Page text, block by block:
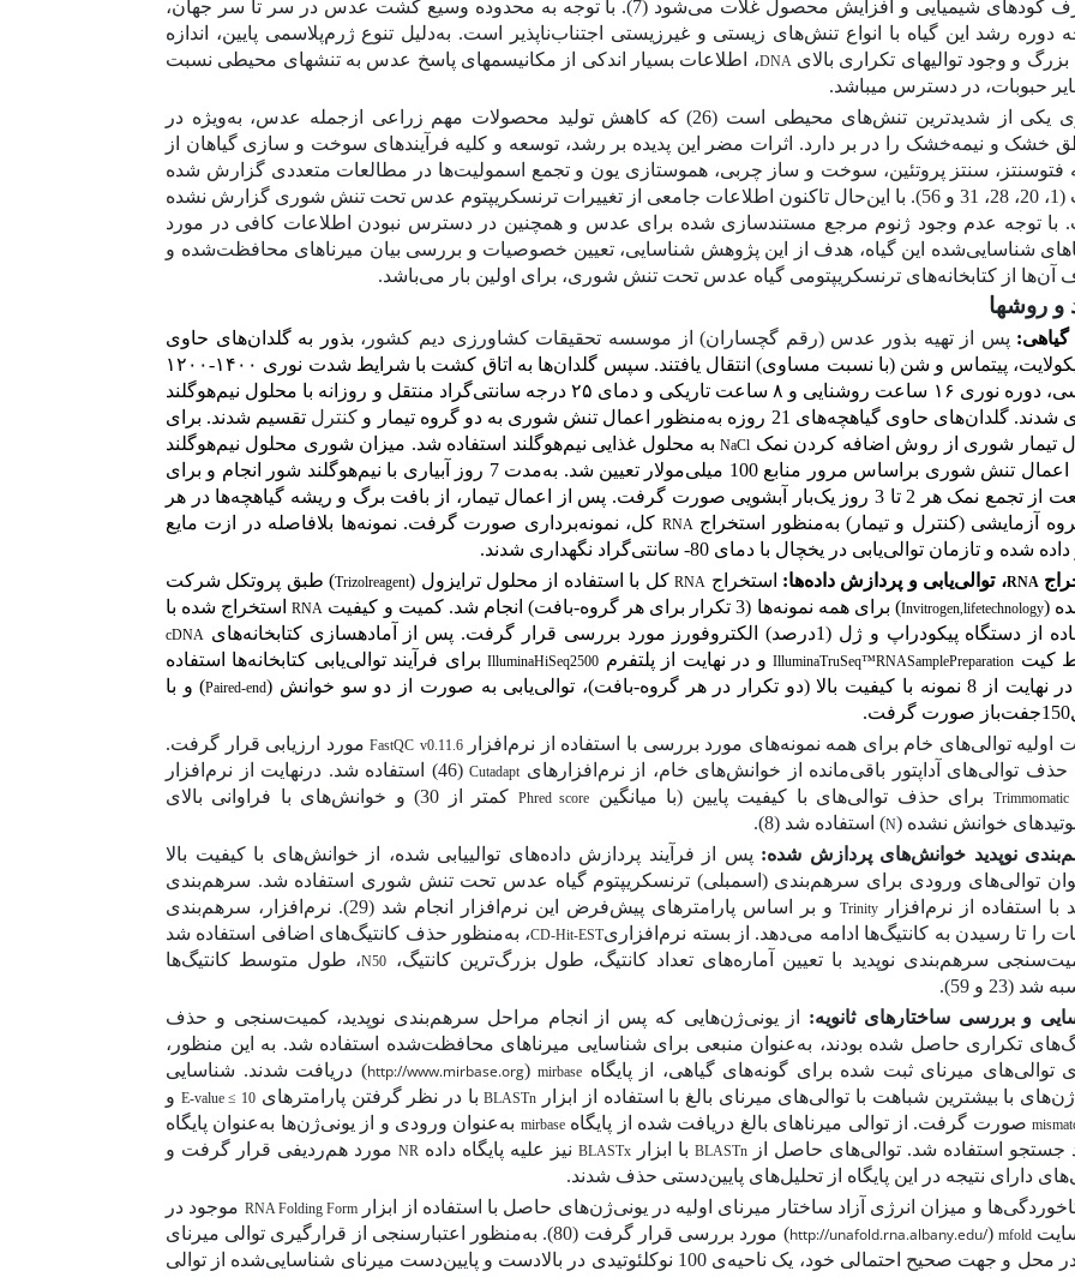
کودهای شیمیایی و افزایش محصول غلات می‌شود (7)
. با توجه به محدوده وسیع کشت عدس در سر تا سر جهان،
دوره رشد این گیاه با انواع تنش‌های زیستی و غیرزیستی اجتناب‌ناپذیر است. به‌دلیل تنوع ژرم‌پلاسمی پایین، اندازه
بزرگ و وجود توالی­های تکراری بالای DNA، اطلاعات بسیار اندکی از مکانیسم­های پاسخ عدس به تنش­های محیطی نسبت
حبوبات، در دسترس می­باشد.
یکی از شدیدترین تنش‌های محیطی است (26)
که کاهش تولید محصولات مهم زراعی ازجمله عدس، به‌ویژه در
خشک و نیمه‌خشک را در بر دارد. اثرات مضر این پدیده بر رشد، توسعه و کلیه فرآیندهای سوخت و سازی گیاهان از
فتوسنتز، سنتز پروتئین، سوخت و ساز چربی، هموستازی یون و تجمع اسمولیت‌ها در مطالعات متعددی گزارش شده
و 56)
. با این‌حال تاکنون اطلاعات جامعی از تغییرات ترنسکریپتوم عدس تحت تنش شوری گزارش نشده
با توجه عدم وجود ژنوم مرجع مستندسازی شده برای عدس و همچنین در دسترس نبودن اطلاعات کافی در مورد
شناسایی‌شده این گیاه، هدف از این پژوهش شناسایی، تعیین خصوصیات و بررسی بیان میرناهای محافظت‌شده و
آن‌ها از کتابخانه‌های ترنسکریپتومی گیاه عدس تحت تنش شوری، برای اولین بار می‌باشد.
و روشها
گیاهی: پس از تهیه بذور عدس (رقم گچساران) از موسسه تحقیقات کشاورزی دیم کشور، بذور بهگلدان‌های حاوی
پیت­ماس و شن (با نسبت مساوی) انتقال یافتند. سپس گلدان‌ها به اتاق کشت با شرایط شدت نوری
-۱۲۰۰
دوره نوری ۱۶ ساعت روشنایی و ۸ ساعت تاریکی و دمای ۲۵ درجه سانتی‌گراد منتقل و روزانه با محلول نیم‌هوگلند
گلدان‌های حاوی گیاهچه‌های 21 روزه به‌منظور اعمال تنش شوری به دو گروه تیمار و
کنترل تقسیم شدند. برای
تیمار شوری از روش اضافه کردن نمک NaCl به محلول غذایی نیم‌هوگلند استفاده شد. میزان شوری محلول نیم‌هوگلند
برای اعمال تنش شوری براساس مرور منابع 100 میلی‌مولار تعیین شد. به‌مدت 7 روز آبیاری با نیم‌هوگلند شور انجام و برای
ممانعت از تجمع نمک هر 2 تا 3 روز یک‌بار آبشویی صورت گرفت. پس از اعمال تیمار، از بافت برگ و ریشه گیا‌هچه‌ها در هر
آزمایشی (کنترل و تیمار) به‌‌منظور استخراج RNA کل، نمونه‌برداری صورت گرفت. نمونه‌ها بلافاصله در ازت مایع
شده و تازمان توالی‌یابی در یخچال با دمای 80- سانتی‌گراد نگهداری شدند.
RNA،توالی‌یابی و پردازش داده‌ها: استخراج RNA کل با استفاده از محلول ترایزول (Trizolreagent) طبق پروتکل شرکت
(
Invitrogen,lifetechnology
) برای همه نمونه‌ها (3 تکرار برای هر گروه-بافت) انجام شد. کمیت و کیفیت RNA
استخراج شده با
دستگاه پیکودراپ و ژل (1درصد) الکتروفورز مورد بررسی قرار گرفت.
پس از آماده­سازی کتابخانه‌های cDNA
کیت IlluminaTruSeq™RNASamplePreparation و در نهایت از پلتفرم IlluminaHiSeq2500 برای فرآیند توالی‌یابی کتابخانه‌ها استفاده
بالا (دو تکرار در هر گروه-بافت)، توالی‌یابی به صورت از دو سو خوانش (
Paired-end) و با
اولیه توالی‌های خام برای همه نمونه‌های مورد بررسی با استفاده از نرم‌افزارv0.11.6
FastQC مورد ارزیابی قرار گرفت.
حذف توالی‌های آداپتور باقی‌مانده از خوانش‌های خام، از نرم‌افزارهای Cutadapt
(46) استفاده شد. درنهایت از نرم‌افزار
Trimmomatic برای حذف توالی‌های با کیفیت پایین (با میانگین Phred score
کمتر از 30) و خوانش‌های با فراوانی بالای
خوانش نشده (N) استفاده شد (8)
.
نوپدید خوانش‌های پردازش شده: پس از فرآیند پردازش داده‌های توالی­یابی شده، از خوانش‌های با کیفیت بالا
توالی‌های ورودی برای سرهم‌بندی (اسمبلی) ترنسکریپتوم گیاه عدس تحت تنش شوری استفاده شد. سرهم‌بندی
با استفاده از نرم‌افزار
Trinity و بر اساس پارامترهای پیش‌فرض این نرم‌افزار انجام شد (29)
. نرم‌افزار، سرهم‌بندی
را تا رسیدن به کانتیگ‌ها ادامه می‌دهد. از بسته نرم‌افزاریCD-Hit-EST، به‌منظور حذف کانتیگ‌های اضافی استفاده شد
سرهم‌بندی نوپدید با تعیین آماره‌های تعداد کانتیگ، طول بزرگ‌ترین کانتیگ،
N50، طول متوسط کانتیگ‌ها
شد (23 و 59)
.
و بررسی ساختارهای ثانویه:
از یونی‌ژن‌هایی که پس از انجام مراحل سرهم‌بندی نوپدید، کمیت‌سنجی و حذف
تکراری حاصل شده بودند، به‌عنوان منبعی برای شناسایی میرناهای محافظت‌شده استفاده شد. به این منظور،
توالی‌های میرنای ثبت شده برای گونه‌های گیاهی، از پایگاه mirbase
(
http://www.mirbase.org) دریافت شدند. شناسایی
با بیشترین شباهت با توالی‌های میرنای بالغ با استفاده از ابزار
BLASTnبا در نظر گرفتن پارامترهای E-value ≤ 10 و
صورت گرفت. از توالی میرناهای بالغ دریافت شده از پایگاهmirbase به‌عنوان ورودی و از یونی‌ژن‌ها به‌عنوان پایگاه
جستجو استفاده شد. توالی‌های حاصل از
BLASTn با ابزار BLASTx نیز علیه پایگاه داده ‌ NR مورد هم‌ردیفی قرار گرفت و
دارای نتیجه در این پایگاه از تحلیل‌های پایین‌دستی حذف شدند.
و میزان انرژی آزاد ساختار میرنای اولیه در یونی‌ژن‌های حاصل با استفاده از ابزار
RNA Folding Form موجود در
mfold
(
http://unafold.rna.albany.edu/) مورد بررسی قرار گرفت (80)
. به‌منظور اعتبارسنجی از قرارگیری توالی میرنای
بالغ در محل و جهت صحیح احتمالی خود، یک ناحیه‌ی 100 نوکلئوتیدی در بالادست و پایین‌دست میرنای شناسایی‌شده از توالی